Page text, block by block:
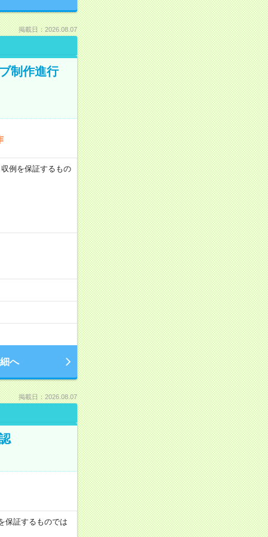
掲載日：2026.08.07
制作進行
例を保証するもの
へ
掲載日：2026.08.07
証するものでは